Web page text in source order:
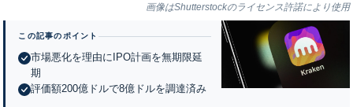
画像はShutterstockのライセンス許諾により使用
この記事のポイント
市場悪化を理由にIPO計画を無期限延
期
評価額200億ドルで8億ドルを調達済み